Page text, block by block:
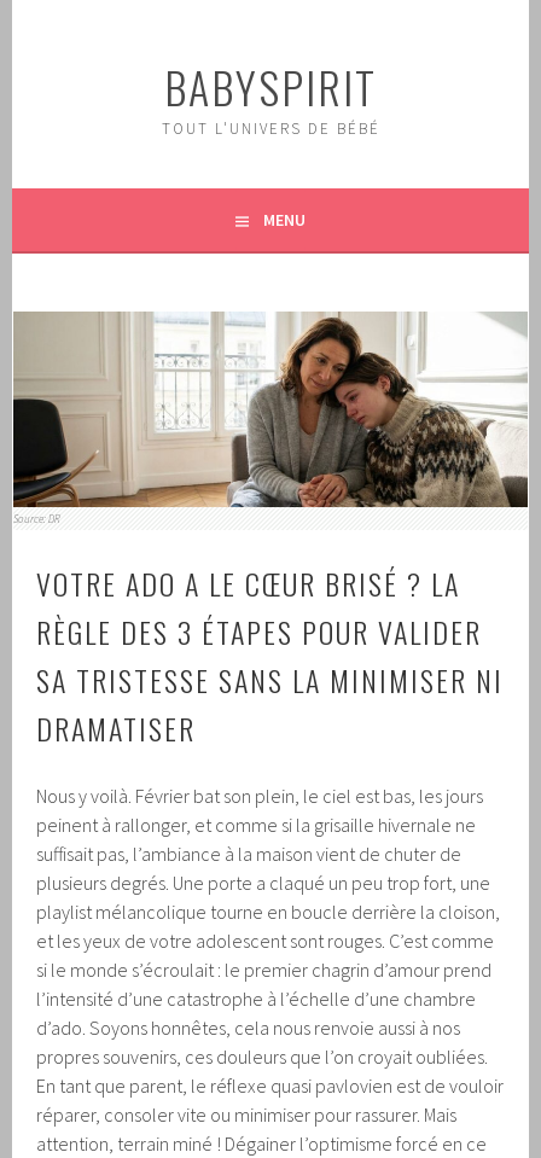
BABYSPIRIT
TOUT L'UNIVERS DE BÉBÉ
MENU
Source: DR
VOTRE ADO A LE CŒUR BRISÉ ? LA
RÈGLE DES 3 ÉTAPES POUR VALIDER
SA TRISTESSE SANS LA MINIMISER NI
DRAMATISER
Nous y voilà. Février bat son plein, le ciel est bas, les jours
peinent à rallonger, et comme si la grisaille hivernale ne
suffisait pas, l’ambiance à la maison vient de chuter de
plusieurs degrés. Une porte a claqué un peu trop fort, une
playlist mélancolique tourne en boucle derrière la cloison,
et les yeux de votre adolescent sont rouges. C’est comme
si le monde s’écroulait : le premier chagrin d’amour prend
l’intensité d’une catastrophe à l’échelle d’une chambre
d’ado. Soyons honnêtes, cela nous renvoie aussi à nos
propres souvenirs, ces douleurs que l’on croyait oubliées.
En tant que parent, le réflexe quasi pavlovien est de vouloir
réparer, consoler vite ou minimiser pour rassurer. Mais
attention, terrain miné ! Dégainer l’optimisme forcé en ce